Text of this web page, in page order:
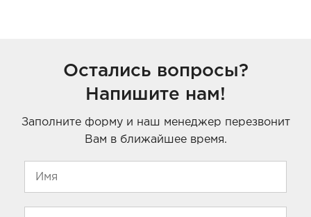
Остались вопросы?
Напишите нам!
Заполните форму и наш менеджер перезвонит
Вам в ближайшее время.